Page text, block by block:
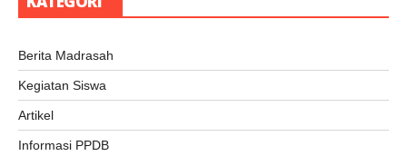
Berita Madrasah
Kegiatan Siswa
Artikel
Informasi PPDB